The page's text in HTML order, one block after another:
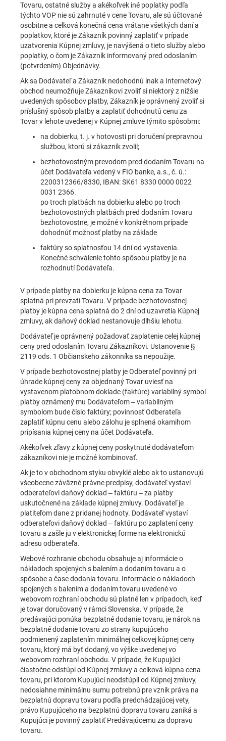
Tovaru, ostatné služby a akékoľvek iné poplatky podľa
týchto VOP nie sú zahrnuté v cene Tovaru, ale sú účtované
osobitne a celková konečná cena vrátane všetkých daní a
poplatkov, ktoré je Zákazník povinný zaplatiť v prípade
uzatvorenia Kúpnej zmluvy, je navýšená o tieto služby alebo
poplatky, o čom je Zákazník informovaný pred odoslaním
(potvrdením) Objednávky.
Ak sa Dodávateľ a Zákazník nedohodnú inak a Internetový
obchod neumožňuje Zákazníkovi zvoliť si niektorý z nižšie
uvedených spôsobov platby, Zákazník je oprávnený zvoliť si
príslušný spôsob platby a zaplatiť dohodnutú cenu za
Tovar v lehote uvedenej v Kúpnej zmluve týmito spôsobmi:
na dobierku, t. j. v hotovosti pri doručení prepravnou
službou, ktorú si zákazník zvolil;
bezhotovostným prevodom pred dodaním Tovaru na
účet Dodávateľa vedený v FIO banke, a.s., č. ú.:
2200312366/8330, IBAN: SK61 8330 0000 0022
0031 2366.
po troch platbách na dobierku alebo po troch
bezhotovostných platbách pred dodaním Tovaru
bezhotovostne, je možné v konkrétnom prípade
dohodnúť možnosť platby na základe
faktúry so splatnosťou 14 dní od vystavenia.
Konečné schválenie tohto spôsobu platby je na
rozhodnutí Dodávateľa.
V prípade platby na dobierku je kúpna cena za Tovar
splatná pri prevzatí Tovaru. V prípade bezhotovostnej
platby je kúpna cena splatná do 2 dní od uzavretia Kúpnej
zmluvy, ak daňový doklad nestanovuje dlhšiu lehotu.
Dodávateľ je oprávnený požadovať zaplatenie celej kúpnej
ceny pred odoslaním Tovaru Zákazníkovi. Ustanovenie §
2119 ods. 1 Občianskeho zákonníka sa nepoužije.
V prípade bezhotovostnej platby je Odberateľ povinný pri
úhrade kúpnej ceny za objednaný Tovar uviesť na
vystavenom platobnom doklade (faktúre) variabilný symbol
platby oznámený mu Dodávateľom – variabilným
symbolom bude číslo faktúry; povinnosť Odberateľa
zaplatiť kúpnu cenu alebo zálohu je splnená okamihom
pripísania kúpnej ceny na účet Dodávateľa.
Akékoľvek zľavy z kúpnej ceny poskytnuté dodávateľom
zákazníkovi nie je možné kombinovať.
Ak je to v obchodnom styku obvyklé alebo ak to ustanovujú
všeobecne záväzné právne predpisy, dodávateľ vystaví
odberateľovi daňový doklad – faktúru – za platby
uskutočnené na základe kúpnej zmluvy. Dodávateľ je
platiteľom dane z pridanej hodnoty. Dodávateľ vystaví
odberateľovi daňový doklad – faktúru po zaplatení ceny
tovaru a zašle ju v elektronickej forme na elektronickú
adresu odberateľa.
Webové rozhranie obchodu obsahuje aj informácie o
nákladoch spojených s balením a dodaním tovaru a o
spôsobe a čase dodania tovaru. Informácie o nákladoch
spojených s balením a dodaním tovaru uvedené vo
webovom rozhraní obchodu sú platné len v prípadoch, keď
je tovar doručovaný v rámci Slovenska. V prípade, že
predávajúci ponúka bezplatné dodanie tovaru, je nárok na
bezplatné dodanie tovaru zo strany kupujúceho
podmienený zaplatením minimálnej celkovej kúpnej ceny
tovaru, ktorý má byť dodaný, vo výške uvedenej vo
webovom rozhraní obchodu. V prípade, že Kupujúci
čiastočne odstúpi od Kúpnej zmluvy a celková kúpna cena
tovaru, pri ktorom Kupujúci neodstúpil od Kúpnej zmluvy,
nedosiahne minimálnu sumu potrebnú pre vznik práva na
bezplatnú dopravu tovaru podľa predchádzajúcej vety,
právo Kupujúceho na bezplatnú dopravu tovaru zaniká a
Kupujúci je povinný zaplatiť Predávajúcemu za dopravu
tovaru.